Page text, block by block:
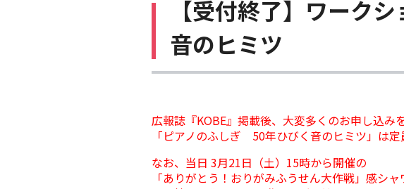
【受付終了】ワーク
音のヒミツ
広報誌『KOBE』掲載後、大変多くのお申し込み
「ピアノのふしぎ 50年ひびく音のヒミツ」は
なお、当日 3月21日（土）15時から開催の
「ありがとう！おりがみふうせん大作戦」感シ